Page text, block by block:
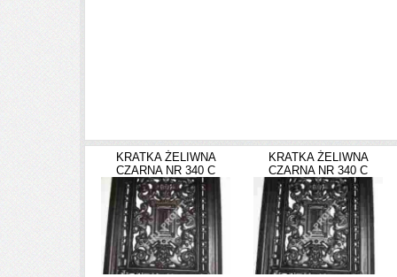
KRATKA ŻELIWNA
CZARNA NR 340 C
KRATKA ŻELIWNA
CZARNA NR 340 C